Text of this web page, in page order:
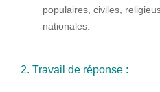
populaires, civiles,
nationales.
2. Travail de réponse :